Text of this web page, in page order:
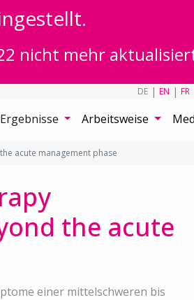
nicht mehr
DE | EN | FR
Arbeitsweise
acute management phase
the acute
einer mittelschweren bis